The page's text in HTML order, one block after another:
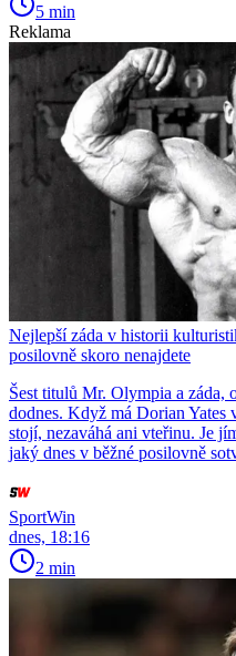
5 min
Reklama
Nejlepší záda v historii
posilovně skoro nenajdete
Šest titulů Mr. Olympia a záda,
dodnes. Když má Dorian
stojí, nezaváhá ani vteřinu. Je
jaký dnes v běžné posilovně
SportWin
dnes, 18:16
2 min